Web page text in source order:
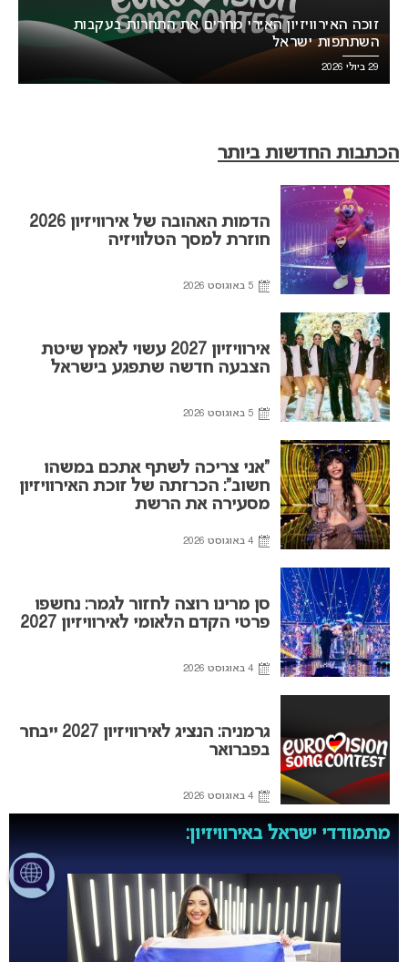
זוכה האירוויזיון האירי מחרים את התחרות בעקבות
השתתפות ישראל
29 ביולי 2026
הכתבות החדשות ביותר
הדמות האהובה של אירוויזיון 2026
חוזרת למסך הטלוויזיה
5 באוגוסט 2026
אירוויזיון 2027 עשוי לאמץ שיטת
הצבעה חדשה שתפגע בישראל
5 באוגוסט 2026
“אני צריכה לשתף אתכם במשהו
חשוב”: הכרזתה של זוכת האירוויזיון
מסעירה את הרשת
4 באוגוסט 2026
סן מרינו רוצה לחזור לגמר: נחשפו
פרטי הקדם הלאומי לאירוויזיון 2027
4 באוגוסט 2026
גרמניה: הנציג לאירוויזיון 2027 ייבחר
בפברואר
4 באוגוסט 2026
מתמודדי ישראל באירוויזיון: